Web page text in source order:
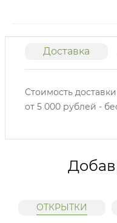
Доставка
Стоимость
от 5 000 рублей -
ОТКРЫТКИ